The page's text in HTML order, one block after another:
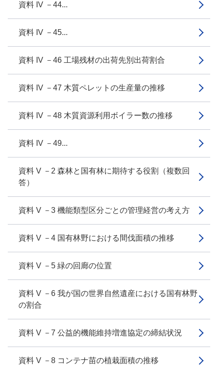
資料 IV －44...
資料 IV －45...
資料 IV －46 工場残材の出荷先別出荷割合
資料 IV －47 木質ペレットの生産量の推移
資料 IV －48 木質資源利用ボイラー数の推移
資料 IV －49...
資料 V －2 森林と国有林に期待する役割（複数回
答）
資料 V －3 機能類型区分ごとの管理経営の考え方
資料 V －4 国有林野における間伐面積の推移
資料 V －5 緑の回廊の位置
資料 V －6 我が国の世界自然遺産における国有林野
の割合
資料 V －7 公益的機能維持増進協定の締結状況
資料 V －8 コンテナ苗の植栽面積の推移